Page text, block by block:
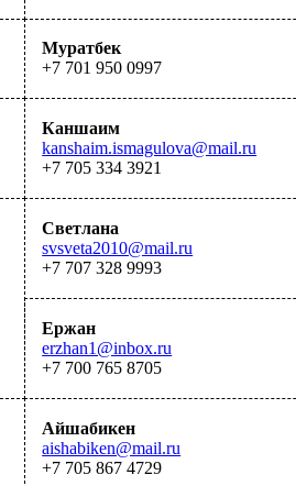
Муратбек
+7 701 950 0997
Каншаим
kanshaim.ismagulova@mail.ru
+7 705 334 3921
Светлана
svsveta2010@mail.ru
+7 707 328 9993
Ержан
erzhan1@inbox.ru
+7 700 765 8705
Айшабикен
aishabiken@mail.ru
+7 705 867 4729